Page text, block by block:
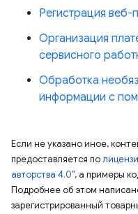
Регистрация
Организация
сервисного
Обработка
информации с
Если не указано иное,
предоставляется по
авторства 4.0", а примеры
Подробнее об этом
зарегистрированный